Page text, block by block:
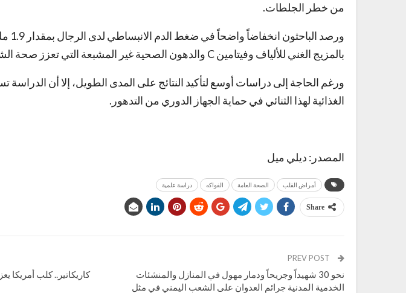
من خطر الجلطات.
ورصد
بالمزيج الغني للألياف وفيتامين C والدهون الصحية غير المشبعة التي تعزز صحة الشرايين وتكافح الالتهابات.
ورغم الحاجة إلى دراسات أوسع لتأكيد النتائج على المدى الطويل، إلا أن
الغذائية لهذا الثنائي في حماية الجهاز الدوري من التدهور.
المصدر: ديلي ميل
أمراض القلب الصحة العامة الفواكه دراسة علمية
Share
نحو 30 شهيداً وجريحاً ودمار مهول في المنازل والمنشئات
الخدمية المدنية جرائم العدوان على الشعب اليمني في مثل
كاريكاتير.. كلب أمريكا